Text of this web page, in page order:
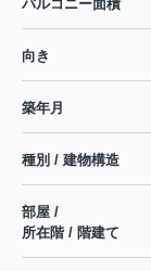
バルコニー面積
向き
築年月
種別 / 建物構造
部屋 /
所在階 / 階建て